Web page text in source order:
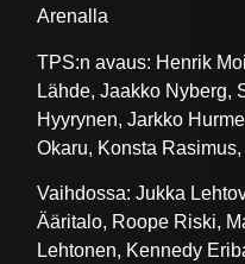
Arenalla
TPS:n avaus: Henrik
Lähde, Jaakko Nyberg,
Hyyrynen, Jarkko
Okaru, Konsta
Vaihdossa: Jukka
Ääritalo, Roope Riski,
Lehtonen, Kennedy